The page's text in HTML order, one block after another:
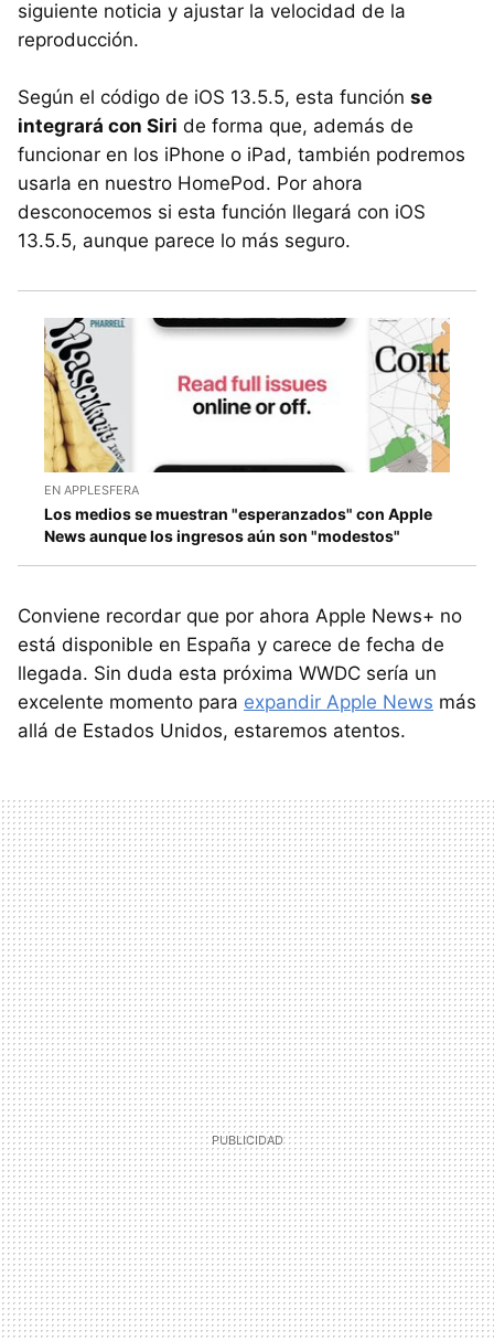
siguiente noticia y ajustar la velocidad de la
reproducción.
Según el código de iOS 13.5.5, esta función se
integrará con Siri de forma que, además de
funcionar en los iPhone o iPad, también podremos
usarla en nuestro HomePod. Por ahora
desconocemos si esta función llegará con iOS
13.5.5, aunque parece lo más seguro.
EN APPLESFERA
Los medios se muestran "esperanzados" con Apple
News aunque los ingresos aún son "modestos"
Conviene recordar que por ahora Apple News+ no
está disponible en España y carece de fecha de
llegada. Sin duda esta próxima WWDC sería un
excelente momento para expandir Apple News más
allá de Estados Unidos, estaremos atentos.